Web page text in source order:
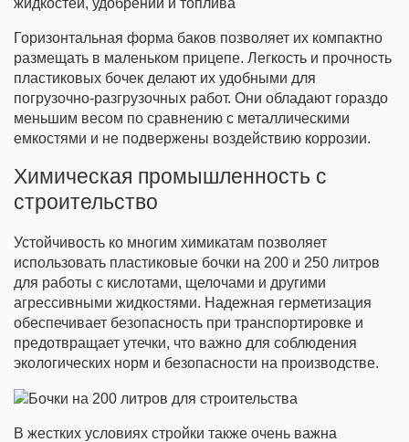
Горизонтальная форма баков позволяет их компактно
размещать в маленьком прицепе. Легкость и прочность
пластиковых бочек делают их удобными для
погрузочно-разгрузочных работ. Они обладают гораздо
меньшим весом по сравнению с металлическими
емкостями и не подвержены воздействию коррозии.
Химическая промышленность с
строительство
Устойчивость ко многим химикатам позволяет
использовать пластиковые бочки на 200 и 250 литров
для работы с кислотами, щелочами и другими
агрессивными жидкостями. Надежная герметизация
обеспечивает безопасность при транспортировке и
предотвращает утечки, что важно для соблюдения
экологических норм и безопасности на производстве.
В жестких условиях стройки также очень важна